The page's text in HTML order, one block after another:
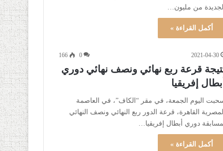
الجديدة من مليون…
أكمل القراءة »
2021-04-30
0
166
قرعة ربع نهائي ونصف نهائي دوري
أبطال إفريقيا
اليوم الجمعة، في مقر “الكاف”، في العاصمة
المصرية القاهرة، قرعة الدور ربع النهائي ونصف النهائي
دوري أبطال إفريقيا…
أكمل القراءة »